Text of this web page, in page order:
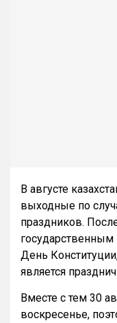
В августе
выходные по
праздников.
государственным
День
является
Вместе с тем 30
воскресенье,